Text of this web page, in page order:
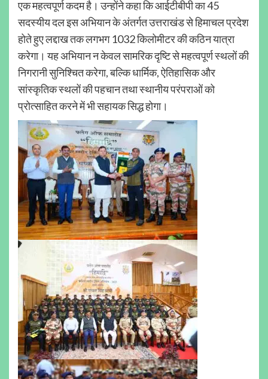
एक महत्वपूर्ण कदम है। उन्होंने कहा कि आईटीबीपी का 45
सदस्यीय दल इस अभियान के अंतर्गत उत्तराखंड से हिमाचल प्रदेश
होते हुए लद्दाख तक लगभग 1032 किलोमीटर की कठिन यात्रा
करेगा। यह अभियान न केवल सामरिक दृष्टि से महत्वपूर्ण स्थलों की
निगरानी सुनिश्चित करेगा, बल्कि धार्मिक, ऐतिहासिक और
सांस्कृतिक स्थलों की पहचान तथा स्थानीय परंपराओं को
प्रोत्साहित करने में भी सहायक सिद्ध होगा।